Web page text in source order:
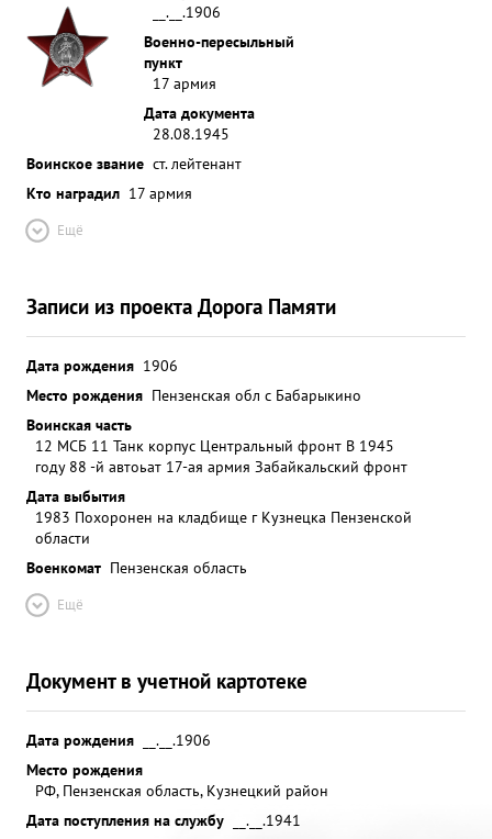
__.__.1906
Военно-пересыльный
пункт
17 армия
Дата документа
28.08.1945
Воинское звание ст. лейтенант
Кто наградил 17 армия
Ещё
Записи из проекта Дорога Памяти
Дата рождения 1906
Место рождения Пензенская обл с Бабарыкино
Воинская часть
12 МСБ 11 Танк корпус Центральный фронт В 1945
году 88 -й автоьат 17-ая армия Забайкальский фронт
Дата выбытия
1983 Похоронен на кладбище г Кузнецка Пензенской
области
Военкомат Пензенская область
Ещё
Документ в учетной картотеке
Дата рождения
__.__.1906
Место рождения
РФ, Пензенская область, Кузнецкий район
Дата поступления на службу
__.__.1941